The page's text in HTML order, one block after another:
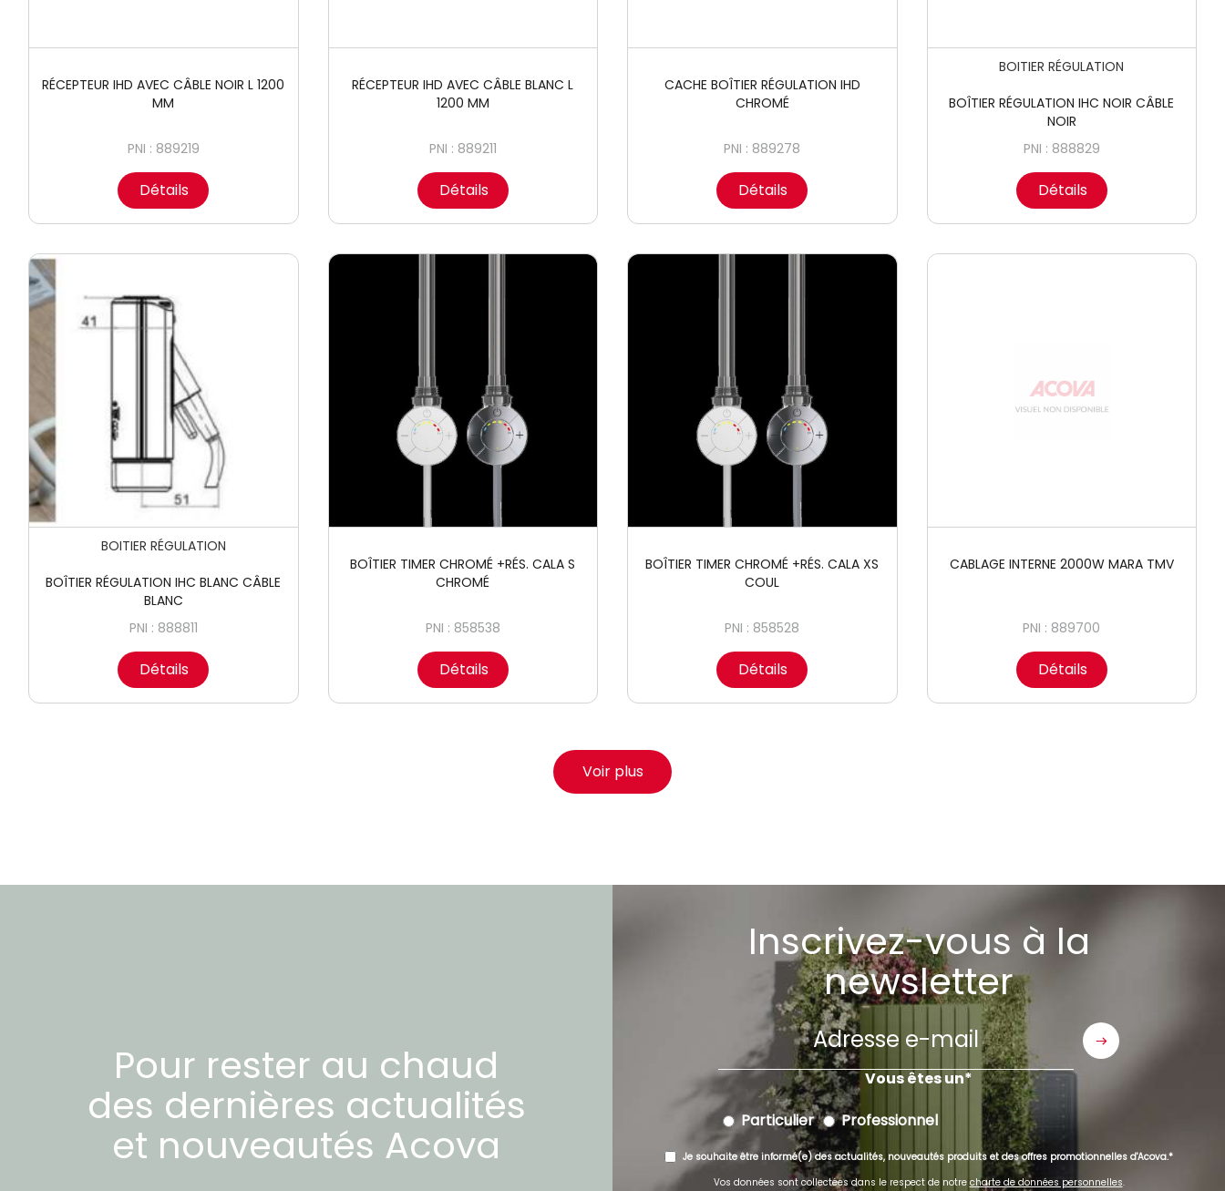
RÉCEPTEUR IHD AVEC CÂBLE NOIR L 1200
MM
PNI : 889219
Détails
RÉCEPTEUR IHD AVEC CÂBLE BLANC L
1200 MM
PNI : 889211
Détails
CACHE BOÎTIER RÉGULATION IHD
CHROMÉ
PNI : 889278
Détails
BOITIER RÉGULATION
BOÎTIER RÉGULATION IHC NOIR CÂBLE
NOIR
PNI : 888829
Détails
BOITIER RÉGULATION
BOÎTIER RÉGULATION IHC BLANC CÂBLE
BLANC
PNI : 888811
Détails
BOÎTIER TIMER CHROMÉ +RÉS. CALA S
CHROMÉ
PNI : 858538
Détails
BOÎTIER TIMER CHROMÉ +RÉS. CALA XS
COUL
PNI : 858528
Détails
CABLAGE INTERNE 2000W MARA TMV
PNI : 889700
Détails
Voir plus
Pour rester au chaud
des dernières actualités
et nouveautés Acova
Inscrivez-vous à la
newsletter
e-
Vous êtes un
Particulier
Professionnel
Je souhaite être informé(e) des actualités, nouveautés produits et des offres promotionnelles d'Acova.
Vos données sont collectées dans le respect de notre charte de données personnelles.